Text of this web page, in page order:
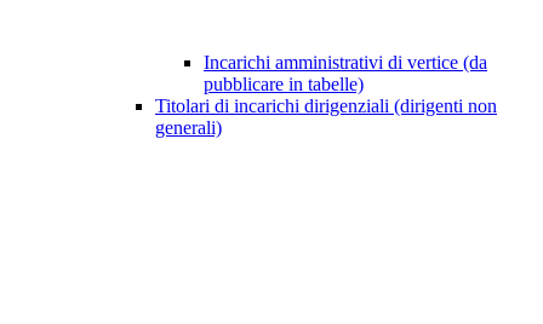
Incarichi amministrativi di vertice (da
pubblicare in tabelle)
Titolari di incarichi dirigenziali (dirigenti non
generali)